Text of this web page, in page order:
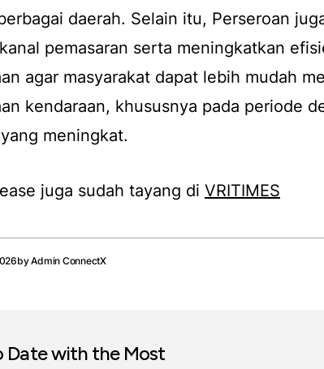
daerah. Selain itu, Perseroan
pemasaran serta meningkatkan
agar masyarakat dapat lebih mudah
kendaraan, khususnya pada periode
meningkat.
juga sudah tayang di VRITIMES
byAdmin ConnectX
Date with the Most